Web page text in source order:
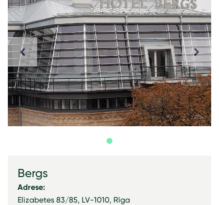
Bergs
Adrese:
Elizabetes 83/85, LV-1010, Rīga